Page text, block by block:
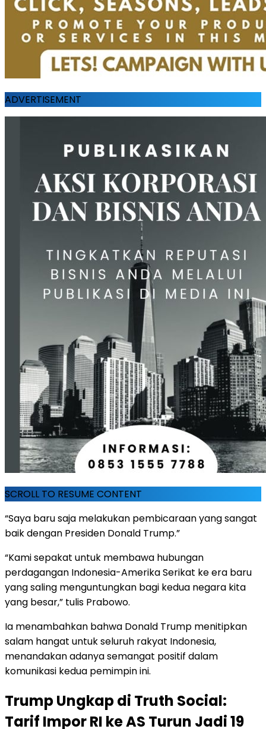
ADVERTISEMENT
SCROLL TO RESUME CONTENT
“Saya baru saja melakukan pembicaraan yang sangat
baik dengan Presiden Donald Trump.”
“Kami sepakat untuk membawa hubungan
perdagangan Indonesia-Amerika Serikat ke era baru
yang saling menguntungkan bagi kedua negara kita
yang besar,” tulis Prabowo.
Ia menambahkan bahwa Donald Trump menitipkan
salam hangat untuk seluruh rakyat Indonesia,
menandakan adanya semangat positif dalam
komunikasi kedua pemimpin ini.
Trump Ungkap di Truth Social:
Tarif Impor RI ke AS Turun Jadi 19